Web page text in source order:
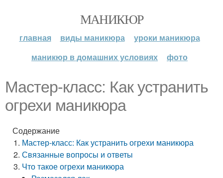
МАНИКЮР
главная виды маникюра
уроки маникюра
маникюр в домашних условиях
фото
Мастер-класс: Как устранить
огрехи маникюра
Содержание
Мастер-класс: Как устранить огрехи маникюра
Связанные вопросы и ответы
Что такое огрехи маникюра